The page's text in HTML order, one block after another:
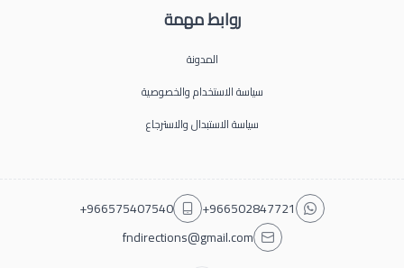
روابط مهمة
المدونة
سياسة الاستخدام والخصوصية
سياسة الاستبدال والاسترجاع
+966502847721
+966575407540
fndirections@gmail.com